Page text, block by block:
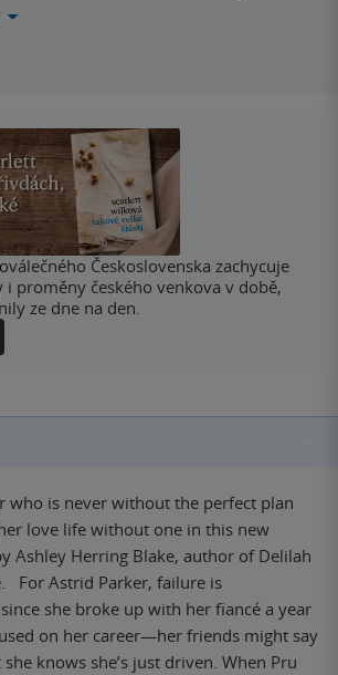
Československa zachycuje
i proměny českého venkova v době,
ze dne na den.
who is never without the perfect plan
love life without one in this new
Ashley Herring Blake, author of Delilah
For Astrid Parker, failure is
she broke up with her fiancé a year
on her career—her friends might say
she knows she’s just driven. When Pru